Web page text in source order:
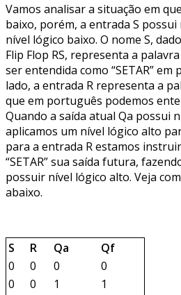
Vamos analisar a situação em
baixo, porém, a entrada S
nível lógico baixo. O nome S,
Flip Flop RS, representa a
ser entendida como “SETAR”
lado, a entrada R representa a
que em português podemos
Quando a saída atual Qa possui
aplicamos um nível lógico alto
para a entrada R estamos
“SETAR” sua saída futura,
possuir nível lógico alto. Veja
abaixo.
S R Qa
Qf
0
0 0
0
0
0 1
1